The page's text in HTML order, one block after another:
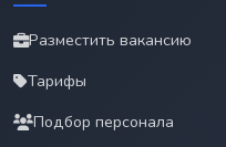
Разместить вакансию
Тарифы
Подбор персонала